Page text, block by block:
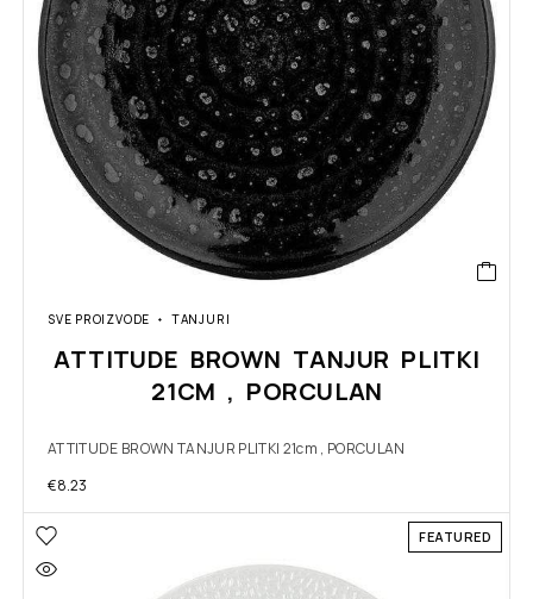
SVE PROIZVODE TANJURI
ATTITUDE BROWN TANJUR PLITKI
21CM , PORCULAN
ATTITUDE BROWN TANJUR PLITKI 21cm , PORCULAN
€8.23
FEATURED